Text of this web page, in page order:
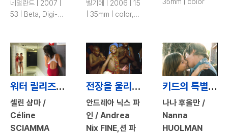
네덜란드 | 2007 |
53 | Beta, Digi-
벨기에 | 2006 | 15
| 35mm | color,
워터 릴리즈 / Water Lilies
셀린 샴마 /
Céline
SCIAMMA
전장을 울리는 춤 / War/Dance
안드레아 닉스 파
인 / Andrea
Nix FINE,션 파
키드의 특별한 여름 / That Special Summer
나나 후올만 /
Nanna
HUOLMAN